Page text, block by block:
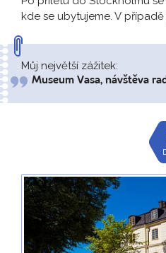
kde se ubytujeme. V
Můj největší zážitek:
Museum Vasa, návštěva